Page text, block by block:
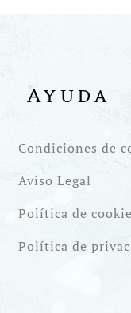
Ayuda
Condiciones de
Aviso Legal
Política de
Política de